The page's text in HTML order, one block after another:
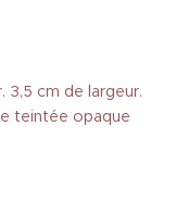
3,5 cm de largeur.
teintée opaque